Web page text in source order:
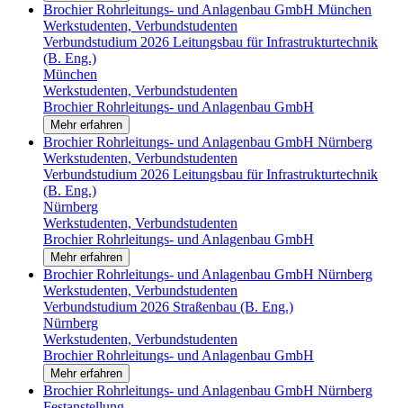
Brochier Rohrleitungs- und Anlagenbau GmbH München
Werkstudenten, Verbundstudenten
Verbundstudium 2026 Leitungsbau für Infrastrukturtechnik
(B. Eng.)
München
Werkstudenten, Verbundstudenten
Brochier Rohrleitungs- und Anlagenbau GmbH
Mehr erfahren
Brochier Rohrleitungs- und Anlagenbau GmbH Nürnberg
Werkstudenten, Verbundstudenten
Verbundstudium 2026 Leitungsbau für Infrastrukturtechnik
(B. Eng.)
Nürnberg
Werkstudenten, Verbundstudenten
Brochier Rohrleitungs- und Anlagenbau GmbH
Mehr erfahren
Brochier Rohrleitungs- und Anlagenbau GmbH Nürnberg
Werkstudenten, Verbundstudenten
Verbundstudium 2026 Straßenbau (B. Eng.)
Nürnberg
Werkstudenten, Verbundstudenten
Brochier Rohrleitungs- und Anlagenbau GmbH
Mehr erfahren
Brochier Rohrleitungs- und Anlagenbau GmbH Nürnberg